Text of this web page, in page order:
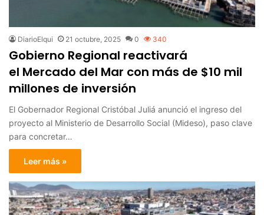
DiarioElqui 21 octubre, 2025 0 340
Gobierno Regional reactivará
el Mercado del Mar con más de $10 mil
millones de inversión
El Gobernador Regional Cristóbal Juliá anunció el ingreso del
proyecto al Ministerio de Desarrollo Social (Mideso), paso clave
para concretar…
Leer más »